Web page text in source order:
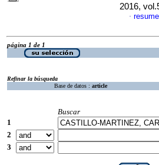
2016,
·
página 1 de 1
Refinar la búsqueda
Base de datos : article
Buscar
1
2
3